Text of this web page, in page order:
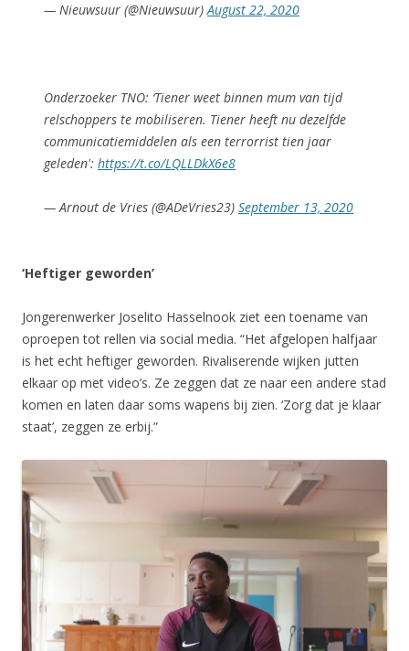
— Nieuwsuur (@Nieuwsuur)August 22, 2020
Onderzoeker TNO: ‘Tiener weet binnen mum van tijd
relschoppers te mobiliseren. Tiener heeft nu dezelfde
communicatiemiddelen als een terrorrist tien jaar
geleden': https://t.co/LQLLDkX6e8
— Arnout de Vries (@ADeVries23) September 13, 2020
‘Heftiger geworden’
Jongerenwerker Joselito Hasselnook ziet een toename van
oproepen tot rellen via social media. “Het afgelopen halfjaar
is het echt heftiger geworden. Rivaliserende wijken jutten
elkaar op met video’s. Ze zeggen dat ze naar een andere stad
komen en laten daar soms wapens bij zien. ‘Zorg dat je klaar
staat’, zeggen ze erbij.”